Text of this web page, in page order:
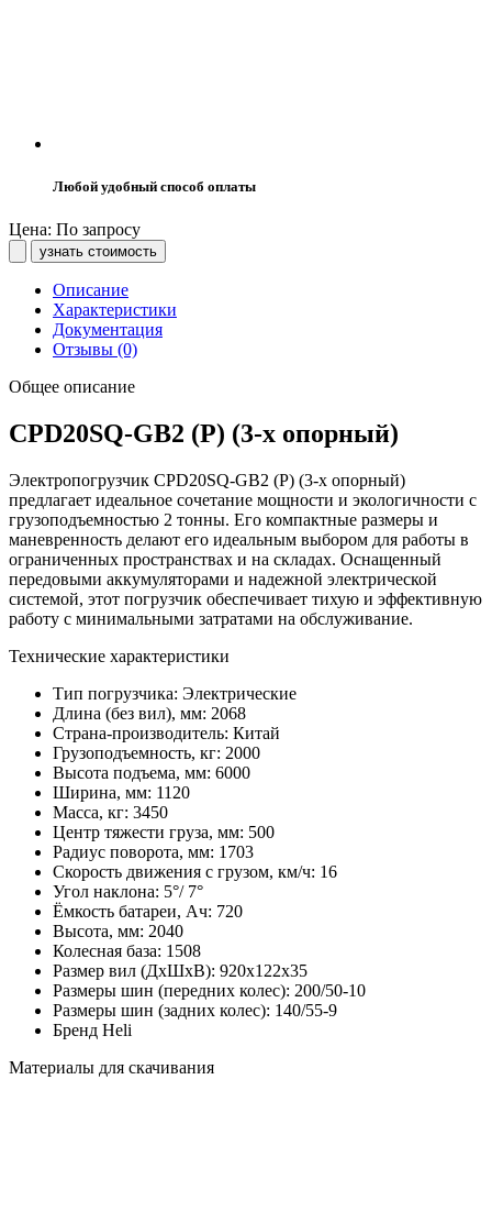
Любой удобный способ оплаты
Цена: По запросу
узнать стоимость
Описание
Характеристики
Документация
Отзывы (0)
Общее описание
CPD20SQ-GB2 (P) (3-х опорный)
Электропогрузчик CPD20SQ-GB2 (P) (3-х опорный)
предлагает идеальное сочетание мощности и экологичности с
грузоподъемностью 2 тонны. Его компактные размеры и
маневренность делают его идеальным выбором для работы в
ограниченных пространствах и на складах. Оснащенный
передовыми аккумуляторами и надежной электрической
системой, этот погрузчик обеспечивает тихую и эффективную
работу с минимальными затратами на обслуживание.
Технические характеристики
Тип погрузчика: Электрические
Длина (без вил), мм: 2068
Страна-производитель: Китай
Грузоподъемность, кг: 2000
Высота подъема, мм: 6000
Ширина, мм: 1120
Масса, кг: 3450
Центр тяжести груза, мм: 500
Радиус поворота, мм: 1703
Скорость движения с грузом, км/ч: 16
Угол наклона: 5°/ 7°
Ёмкость батареи, Ач: 720
Высота, мм: 2040
Колесная база: 1508
Размер вил (ДхШхВ): 920х122х35
Размеры шин (передних колес): 200/50-10
Размеры шин (задних колес): 140/55-9
Бренд Heli
Материалы для скачивания